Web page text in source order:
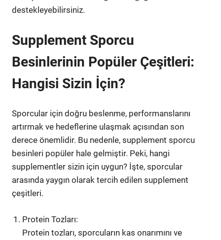
destekleyebilirsiniz.
Supplement Sporcu
Besinlerinin Popüler Çeşitleri:
Hangisi Sizin İçin?
Sporcular için doğru beslenme, performanslarını
artırmak ve hedeflerine ulaşmak açısından son
derece önemlidir. Bu nedenle, supplement sporcu
besinleri popüler hale gelmiştir. Peki, hangi
supplementler sizin için uygun? İşte, sporcular
arasında yaygın olarak tercih edilen supplement
çeşitleri.
Protein Tozları:
Protein tozları, sporcuların kas onarımını ve